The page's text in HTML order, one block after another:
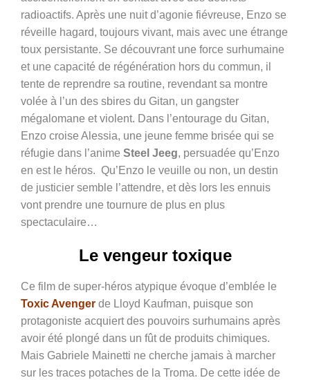
radioactifs. Après une nuit d’agonie fiévreuse, Enzo se
réveille hagard, toujours vivant, mais avec une étrange
toux persistante. Se découvrant une force surhumaine
et une capacité de régénération hors du commun, il
tente de reprendre sa routine, revendant sa montre
volée à l’un des sbires du Gitan, un gangster
mégalomane et violent. Dans l’entourage du Gitan,
Enzo croise Alessia, une jeune femme brisée qui se
réfugie dans l’anime Steel Jeeg, persuadée qu’Enzo
en est le héros. Qu’Enzo le veuille ou non, un destin
de justicier semble l’attendre, et dès lors les ennuis
vont prendre une tournure de plus en plus
spectaculaire…
Le vengeur toxique
Ce film de super-héros atypique évoque d’emblée le
Toxic Avenger de Lloyd Kaufman, puisque son
protagoniste acquiert des pouvoirs surhumains après
avoir été plongé dans un fût de produits chimiques.
Mais Gabriele Mainetti ne cherche jamais à marcher
sur les traces potaches de la Troma. De cette idée de